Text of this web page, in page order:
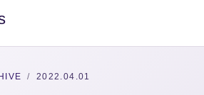
/ 2022.04.01